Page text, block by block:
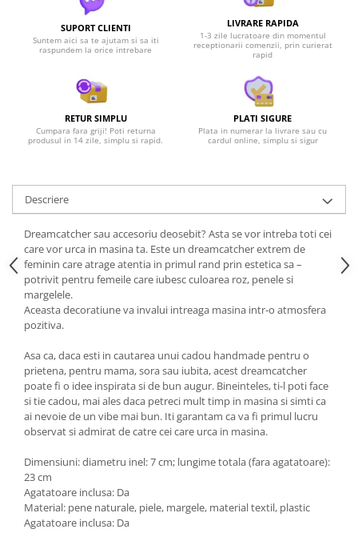
SUPORT CLIENTI
Suntem aici sa te ajutam si sa iti
raspundem la orice intrebare
LIVRARE RAPIDA
1-3 zile lucratoare din momentul
receptionarii comenzii, prin curierat
rapid
RETUR SIMPLU
Cumpara fara griji! Poti returna
produsul in 14 zile, simplu si rapid.
PLATI SIGURE
Plata in numerar la livrare sau cu
cardul online, simplu si sigur
Descriere
Dreamcatcher sau accesoriu deosebit? Asta se vor intreba toti cei
care vor urca in masina ta. Este un dreamcatcher extrem de
feminin care atrage atentia in primul rand prin estetica sa –
potrivit pentru femeile care iubesc culoarea roz, penele si
margelele.
Aceasta decoratiune va invalui intreaga masina intr-o atmosfera
pozitiva.
Asa ca, daca esti in cautarea unui cadou handmade pentru o
prietena, pentru mama, sora sau iubita, acest dreamcatcher
poate fi o idee inspirata si de bun augur. Bineinteles, ti-l poti face
si tie cadou, mai ales daca petreci mult timp in masina si simti ca
ai nevoie de un vibe mai bun. Iti garantam ca va fi primul lucru
observat si admirat de catre cei care urca in masina.
Dimensiuni: diametru inel: 7 cm; lungime totala (fara agatatoare):
23 cm
Agatatoare inclusa: Da
Material: pene naturale, piele, margele, material textil, plastic
Agatatoare inclusa: Da